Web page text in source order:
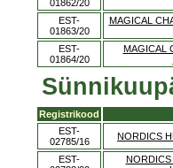
01862/20
EST-
01863/20
MAGICAL
EST-
01864/20
MAGICAL
Registrikood
EST-
02785/16
NORDICS
EST-